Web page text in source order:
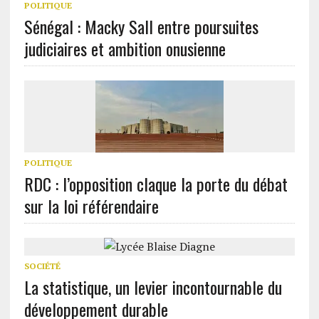
POLITIQUE
Sénégal : Macky Sall entre poursuites
judiciaires et ambition onusienne
POLITIQUE
RDC : l’opposition claque la porte du débat
sur la loi référendaire
SOCIÉTÉ
La statistique, un levier incontournable du
développement durable